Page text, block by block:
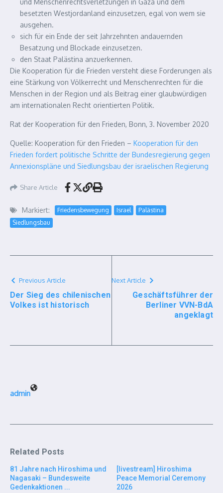
und Menschenrechtsverletzungen in Gaza und dem
besetzten Westjordanland einzusetzen, egal von wem sie
ausgehen.
sich für ein Ende der seit Jahrzehnten andauernden
Besatzung und Blockade einzusetzen.
den Staat Palästina anzuerkennen.
Die Kooperation für die Frieden versteht diese Forderungen als
eine Stärkung von Völkerrecht und Menschenrechten für die
Menschen in der Region und als Beitrag einer glaubwürdigen
am internationalen Recht orientierten Politik.
Rat der Kooperation für den Frieden, Bonn, 3. November 2020
Quelle: Kooperation für den Frieden – Kooperation für den
Frieden fordert politische Schritte der Bundesregierung gegen
Annexionspläne und Siedlungsbau der israelischen Regierung
Share Article
Markiert: Friedensbewegung Israel
Palästina
Siedlungsbau
Previous Article
Der Sieg des chilenischen
Volkes ist historisch
Next Article
Geschäftsführer der
Berliner VVN-BdA
angeklagt
admin
Related Posts
81 Jahre nach Hiroshima und
Nagasaki – Bundesweite
Gedenkaktionen ...
[livestream] Hiroshima
Peace Memorial Ceremony
2026